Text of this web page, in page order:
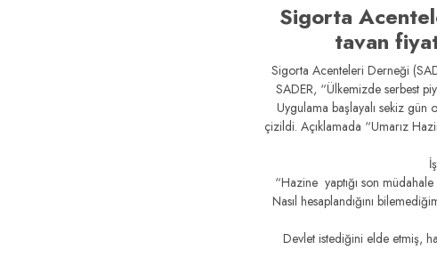
Sigorta
tavan
Sigorta Acenteleri Derneği
SADER, “Ülkemizde serbest
Uygulama başlayalı sekiz gün
çizildi. Açıklamada “Umarız
“Hazine yaptığı son
Nasıl hesaplandığını
Devlet istediğini elde etmiş,